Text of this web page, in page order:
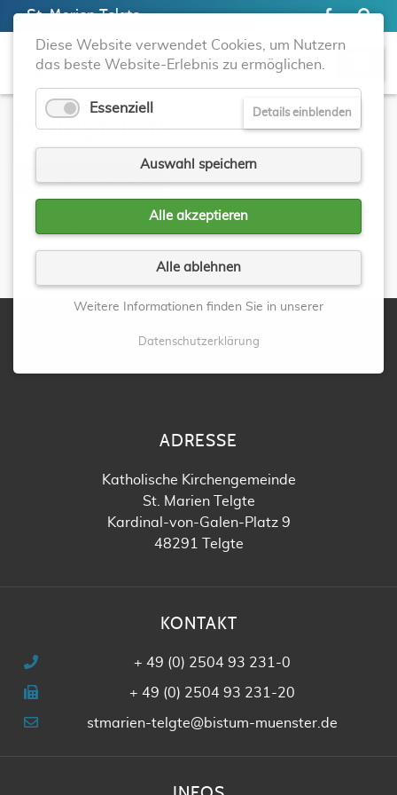
St. Marien Telgte
MARIENLOB
06.05.2026, 19:00
Kreuzweg an der Ems
Zurück
ADRESSE
Katholische Kirchengemeinde
St. Marien Telgte
Kardinal-von-Galen-Platz 9
48291 Telgte
KONTAKT
+ 49 (0) 2504 93 231-0
+ 49 (0) 2504 93 231-20
stmarien-telgte@bistum-muenster.de
Diese Website verwendet Cookies, um Nutzern
das beste Website-Erlebnis zu ermöglichen.
Essenziell Details einblenden
Auswahl speichern
Alle akzeptieren
Alle ablehnen
Weitere Informationen finden Sie in unserer
Datenschutzerklärung